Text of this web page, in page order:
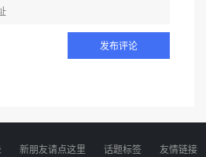
新朋友请点这里 话题标签 友情链接